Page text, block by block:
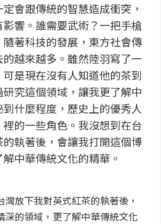
會跟傳統的智慧造成衝突，
響。誰需要武術？一把手槍
著科技的發展，東方社會傳
越來越多。雖然陸羽寫了一
是現在沒有人知道他的茶到
究這個領域，讓我更了解中
什麼程度，歷史上的優秀人
的一些角色。我沒想到在台
執著後，會讓我打開這個博
中華傳統文化的精華。
放下我對英式紅茶的執著後，
深的領域，更了解中華傳統文化